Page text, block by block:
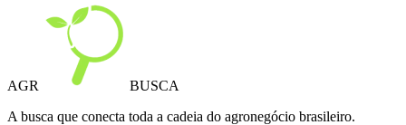
AGR
BUSCA
A busca que conecta toda a cadeia do agronegócio brasileiro.